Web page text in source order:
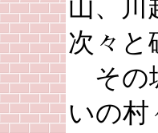
山、
次々と
その
いの村